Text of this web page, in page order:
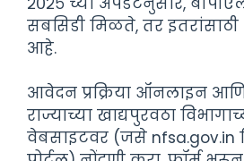
सबसिडी मिळते, तर
आहे.
आवेदन प्रक्रिया ऑनलाइन
राज्याच्या खाद्यपुरवठा
वेबसाइटवर (जसे nfsa.gov.in